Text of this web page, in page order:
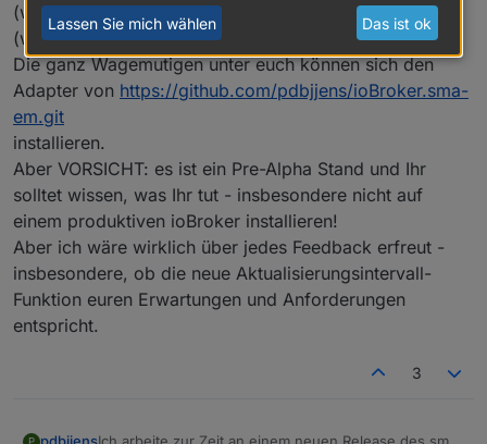
(wie z.B. Momentanleistung) und Nicht-Realzeitdaten
(wie z.B. Zähler) realisiert werden.
Die ganz Wagemutigen unter euch können sich den
Adapter von https://github.com/pdbjjens/ioBroker.sma-
em.git
installieren.
Aber VORSICHT: es ist ein Pre-Alpha Stand und Ihr
solltet wissen, was Ihr tut - insbesondere nicht auf
einem produktiven ioBroker installieren!
Aber ich wäre wirklich über jedes Feedback erfreut -
insbesondere, ob die neue Aktualisierungsintervall-
Funktion euren Erwartungen und Anforderungen
entspricht.
3
P
Lassen Sie mich wählen Das ist ok